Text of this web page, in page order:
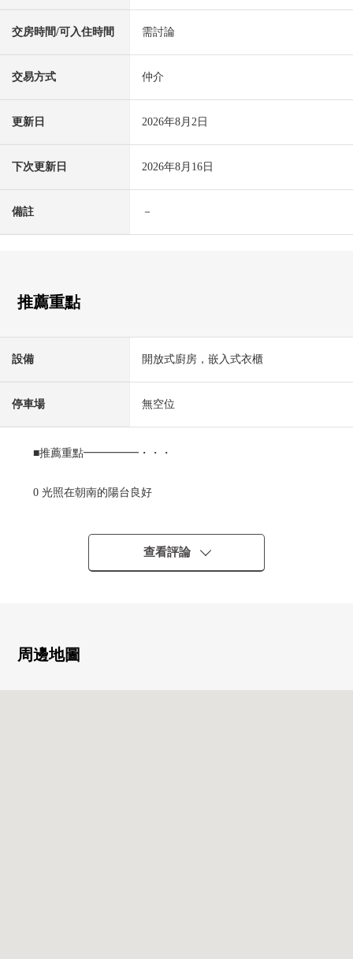
交房時間/可入住時間 需討論
交易方式 仲介
更新日 2026年8月2日
下次更新日 2026年8月16日
備註 －
推薦重點
設備 開放式廚房，嵌入式衣櫃
停車場 無空位
■推薦重點━━━━━・・・
0 光照在朝南的陽台良好
0 在全居室收納有
查看評論
周邊地圖